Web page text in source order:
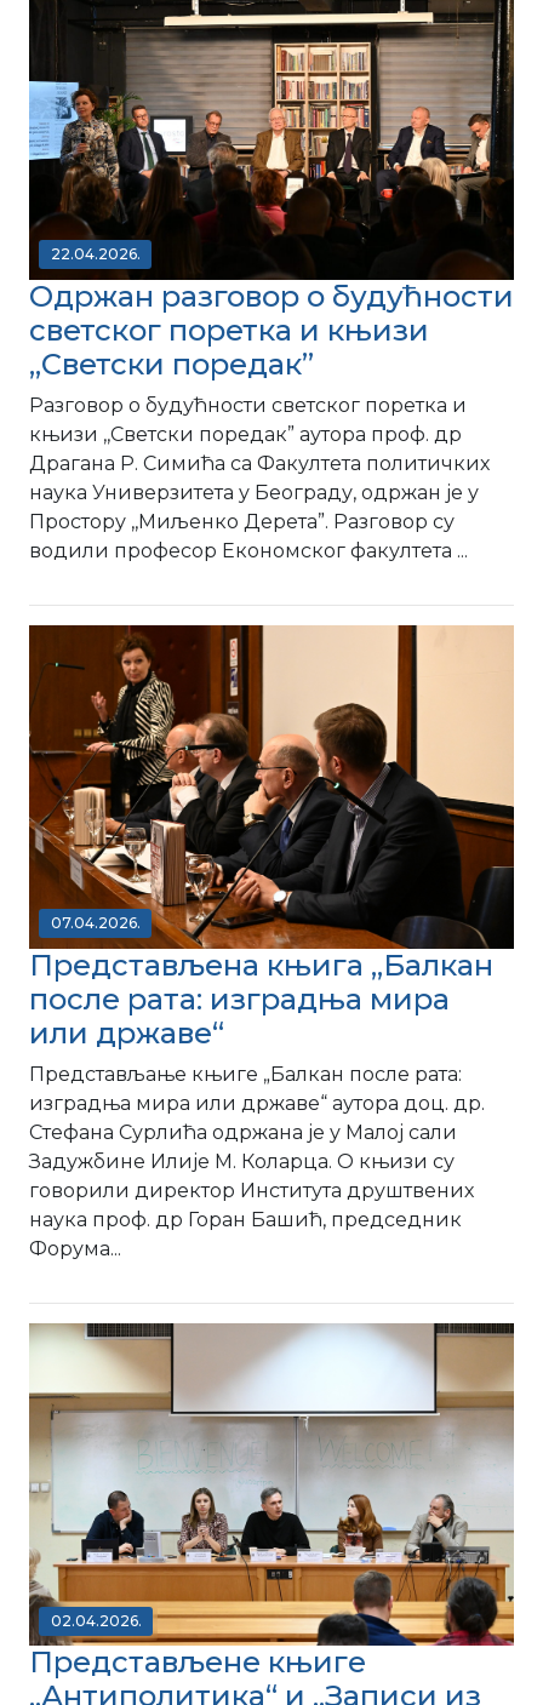
22.04.2026.
Одржан разговор о будућности
светског поретка и књизи
,,Светски поредак”
Разговор о будућности светског поретка и
књизи ,,Светски поредак” аутора проф. др
Драгана Р. Симића са Факултета политичких
наука Универзитета у Београду, одржан је у
Простору ,,Миљенко Дерета”. Разговор су
водили професор Економског факултета ...
07.04.2026.
Представљена књига „Балкан
после рата: изградња мира
или државе“
Представљање књиге „Балкан после рата:
изградња мира или државе“ аутора доц. др.
Стефана Сурлића одржана је у Малој сали
Задужбине Илије М. Коларца. О књизи су
говорили директор Института друштвених
наука проф. др Горан Башић, председник
Форума...
02.04.2026.
Представљене књигe
„Антиполитика“ и „Записи из